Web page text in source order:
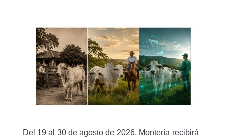
Del 19 al 30 de agosto de 2026, Montería recibirá